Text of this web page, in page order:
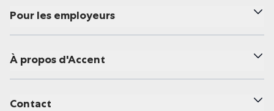
Pour les employeurs
À propos d'Accent
Contact